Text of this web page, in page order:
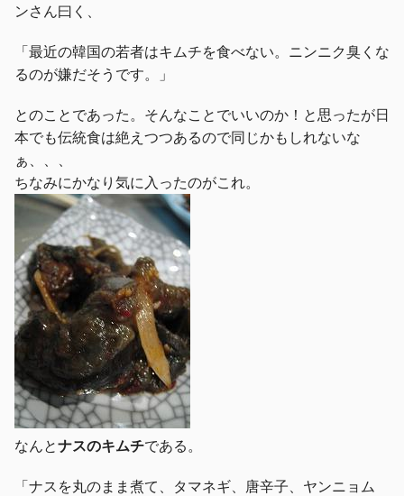
ンさん曰く、
「最近の韓国の若者はキムチを食べない。ニンニク臭くな
るのが嫌だそうです。」
とのことであった。そんなことでいいのか！と思ったが日
本でも伝統食は絶えつつあるので同じかもしれないな
ぁ、、、
ちなみにかなり気に入ったのがこれ。
なんとナスのキムチである。
「ナスを丸のまま煮て、タマネギ、唐辛子、ヤンニョム